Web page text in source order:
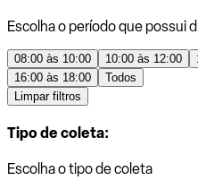
Escolha o período que possui
08:00 às 10:00 10:00 às 12:00
16:00 às 18:00
Todos
Limpar filtros
Tipo de coleta:
Escolha o tipo de coleta